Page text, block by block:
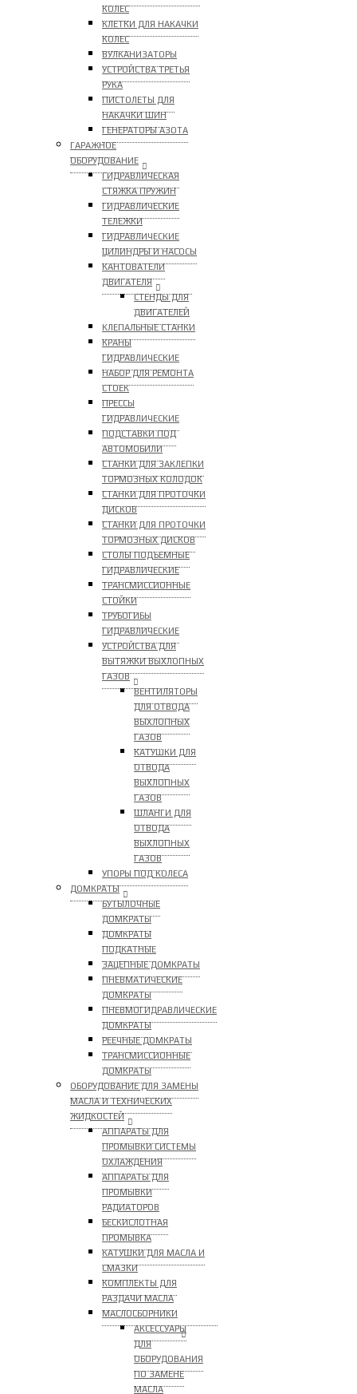
КОЛЕС
КЛЕТКИ ДЛЯ НАКАЧКИ
КОЛЕС
ВУЛКАНИЗАТОРЫ
УСТРОЙСТВА ТРЕТЬЯ
РУКА
ПИСТОЛЕТЫ ДЛЯ
НАКАЧКИ ШИН
ГЕНЕРАТОРЫ АЗОТА
ГАРАЖНОЕ
ОБОРУДОВАНИЕ
ГИДРАВЛИЧЕСКАЯ
СТЯЖКА ПРУЖИН
ГИДРАВЛИЧЕСКИЕ
ТЕЛЕЖКИ
ГИДРАВЛИЧЕСКИЕ
ЦИЛИНДРЫ И НАСОСЫ
КАНТОВАТЕЛИ
ДВИГАТЕЛЯ
СТЕНДЫ ДЛЯ
ДВИГАТЕЛЕЙ
КЛЕПАЛЬНЫЕ СТАНКИ
КРАНЫ
ГИДРАВЛИЧЕСКИЕ
НАБОР ДЛЯ РЕМОНТА
СТОЕК
ПРЕССЫ
ГИДРАВЛИЧЕСКИЕ
ПОДСТАВКИ ПОД
АВТОМОБИЛИ
СТАНКИ ДЛЯ ЗАКЛЕПКИ
ТОРМОЗНЫХ КОЛОДОК
СТАНКИ ДЛЯ ПРОТОЧКИ
ДИСКОВ
СТАНКИ ДЛЯ ПРОТОЧКИ
ТОРМОЗНЫХ ДИСКОВ
СТОЛЫ ПОДЪЕМНЫЕ
ГИДРАВЛИЧЕСКИЕ
ТРАНСМИССИОННЫЕ
СТОЙКИ
ТРУБОГИБЫ
ГИДРАВЛИЧЕСКИЕ
УСТРОЙСТВА ДЛЯ
ВЫТЯЖКИ ВЫХЛОПНЫХ
ГАЗОВ
ВЕНТИЛЯТОРЫ
ДЛЯ ОТВОДА
ВЫХЛОПНЫХ
ГАЗОВ
КАТУШКИ ДЛЯ
ОТВОДА
ВЫХЛОПНЫХ
ГАЗОВ
ШЛАНГИ ДЛЯ
ОТВОДА
ВЫХЛОПНЫХ
ГАЗОВ
УПОРЫ ПОД КОЛЕСА
ДОМКРАТЫ
БУТЫЛОЧНЫЕ
ДОМКРАТЫ
ДОМКРАТЫ
ПОДКАТНЫЕ
ЗАЦЕПНЫЕ ДОМКРАТЫ
ПНЕВМАТИЧЕСКИЕ
ДОМКРАТЫ
ПНЕВМОГИДРАВЛИЧЕСКИЕ
ДОМКРАТЫ
РЕЕЧНЫЕ ДОМКРАТЫ
ТРАНСМИССИОННЫЕ
ДОМКРАТЫ
ОБОРУДОВАНИЕ ДЛЯ ЗАМЕНЫ
МАСЛА И ТЕХНИЧЕСКИХ
ЖИДКОСТЕЙ
АППАРАТЫ ДЛЯ
ПРОМЫВКИ СИСТЕМЫ
ОХЛАЖДЕНИЯ
АППАРАТЫ ДЛЯ
ПРОМЫВКИ
РАДИАТОРОВ
БЕСКИСЛОТНАЯ
ПРОМЫВКА
КАТУШКИ ДЛЯ МАСЛА И
СМАЗКИ
КОМПЛЕКТЫ ДЛЯ
РАЗДАЧИ МАСЛА
МАСЛОСБОРНИКИ
АКСЕССУАРЫ
ДЛЯ
ОБОРУДОВАНИЯ
ПО ЗАМЕНЕ
МАСЛА